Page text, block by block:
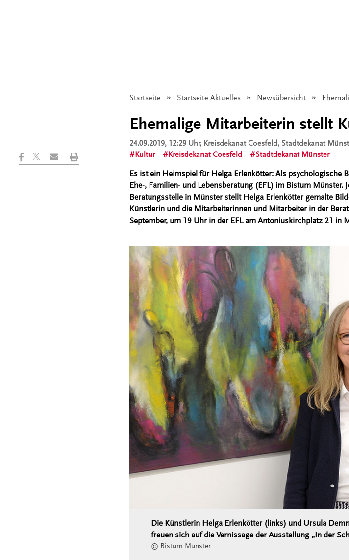
Startseite Startseite Aktuelles Newsübersicht
Ehemalige Mitarbeiterin stellt
24.09.2019, 12:29 Uhr, Kreisdekanat Coesfeld, Stadtdekanat
Kultur
Kreisdekanat Coesfeld Stadtdekanat Münster
Es ist ein Heimspiel für Helga Erlenkötter: Als psychologische
Ehe-, Familien- und Lebensberatung (EFL) im Bistum Münster.
Beratungsstelle in Münster stellt Helga Erlenkötter gemalte
Künstlerin und die Mitarbeiterinnen und Mitarbeiter in der
September, um 19 Uhr in der EFL am Antoniuskirchplatz 21 in
Die Künstlerin Helga Erlenkötter (links) und Ursula
freuen sich auf die Vernissage der Ausstellung „In der
© Bistum Münster